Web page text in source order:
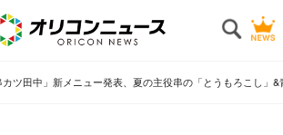
カツ田中」新メニュー発表、夏の主役串の「とうもろこし